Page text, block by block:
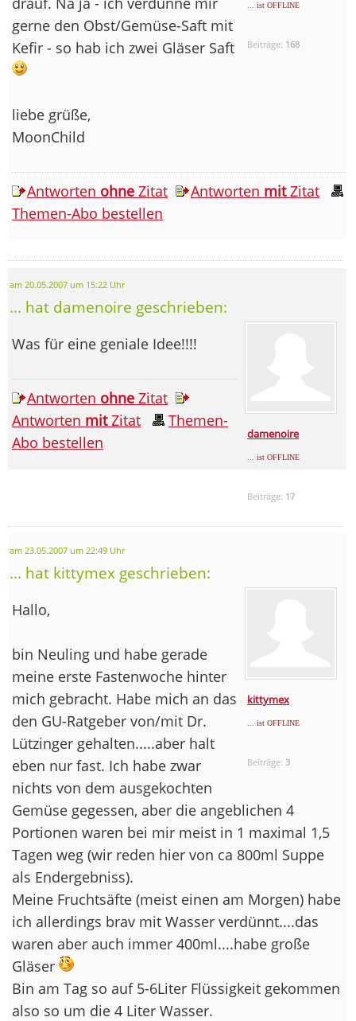
... ist OFFLINE
Beiträge: 168
gerne den Obst/Gemüse-Saft mit
Kefir - so hab ich zwei Gläser Saft
liebe grüße,
MoonChild
Antworten ohne Zitat Antworten mitZitat
Themen-Abo bestellen
am 20.05.2007 um 15:22 Uhr
... hat damenoire geschrieben:
damenoire
... ist OFFLINE
Beiträge: 17
Was für eine geniale Idee!!!!
Antworten ohne Zitat
Antworten mitZitat
Themen-
Abo bestellen
am 23.05.2007 um 22:49 Uhr
... hat kittymex geschrieben:
kittymex
... ist OFFLINE
Beiträge:3
Hallo,
bin Neuling und habe gerade
meine erste Fastenwoche hinter
mich gebracht. Habe mich an das
den GU-Ratgeber von/mit Dr.
Lützinger gehalten.....aber halt
eben nur fast. Ich habe zwar
nichts von dem ausgekochten
Gemüse gegessen, aber die angeblichen 4
Portionen waren bei mir meist in 1 maximal 1,5
Tagen weg (wir reden hier von ca 800ml Suppe
als Endergebniss).
Meine Fruchtsäfte (meist einen am Morgen) habe
ich allerdings brav mit Wasser verdünnt....das
waren aber auch immer 400ml....habe große
Gläser
Bin am Tag so auf 5-6Liter Flüssigkeit gekommen
also so um die 4 Liter Wasser.